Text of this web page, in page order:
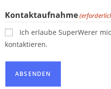
Kontaktaufnahme
Ich erlaube SuperWerer
kontaktieren.